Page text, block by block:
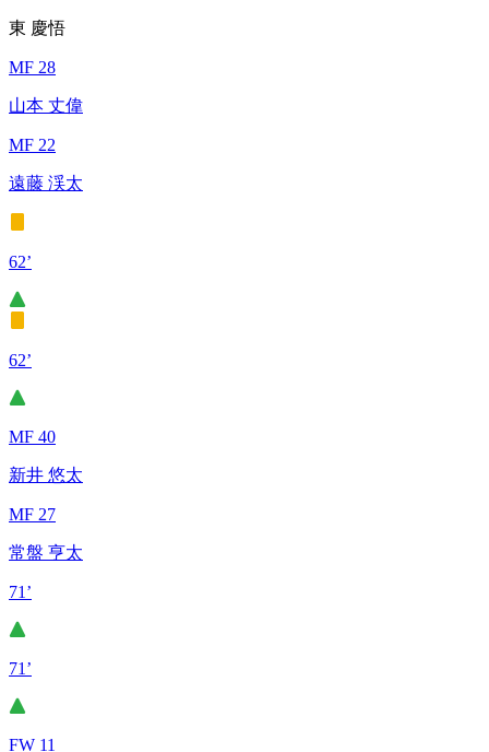
東 慶悟
MF 28
山本 丈偉
MF 22
遠藤 渓太
62’
62’
MF 40
新井 悠太
MF 27
常盤 亨太
71’
71’
FW 11